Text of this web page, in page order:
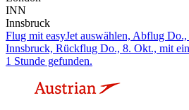
INN
Innsbruck
Flug mit easyJet auswählen, Abflug
Innsbruck, Rückflug Do., 8. Okt., mit
1 Stunde gefunden.